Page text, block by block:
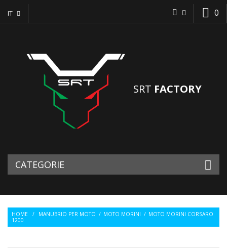
0
IT
SRT FACTORY
CATEGORIE
HOME / MANUBRIO PER MOTO / MOTO MORINI / MOTO MORINI CORSARO
1200